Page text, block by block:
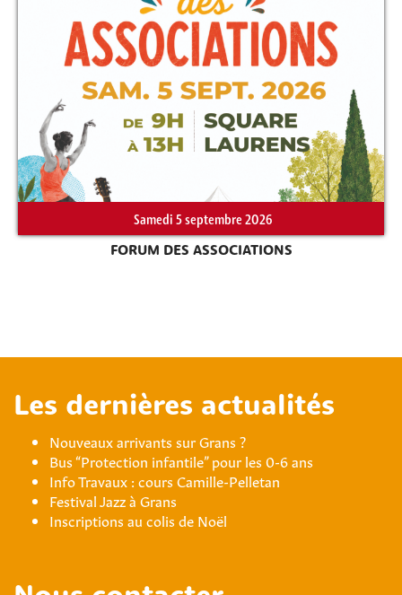
Samedi 5 septembre 2026
FORUM DES ASSOCIATIONS
Les dernières actualités
Nouveaux arrivants sur Grans ?
Bus “Protection infantile” pour les 0-6 ans
Info Travaux : cours Camille-Pelletan
Festival Jazz à Grans
Inscriptions au colis de Noël